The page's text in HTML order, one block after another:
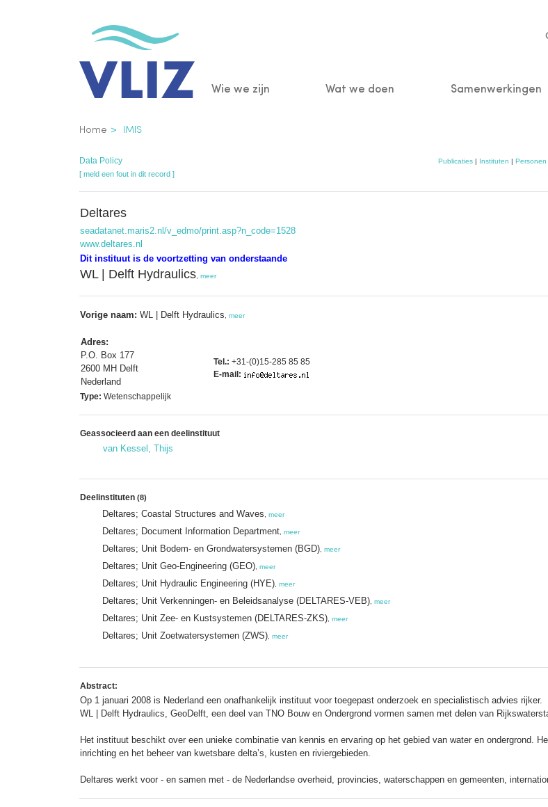
Main
Wie we zijn Wat we doen Samenwerkingen
Kruimelpad
Home IMIS
Data Policy Publicaties| Instituten | Personen
[ meld een fout in dit record ]
Deltares
seadatanet.maris2.nl/v_edmo/print.asp?n_code=1528
www.deltares.nl
Dit instituut is de voortzetting van onderstaande
WL | Delft Hydraulics meer
Vorige naam: WL | Delft Hydraulics meer
Adres:
P.O. Box 177
2600 MH Delft
Nederland
Tel.: +31-(0)15-285 85 85
E-mail:
Type: Wetenschappelijk
Geassocieerd aan een deelinstituut
van Kessel, Thijs
Deelinstituten (8)
Deltares; Coastal Structures and Waves meer
Deltares; Document Information Department meer
Deltares; Unit Bodem- en Grondwatersystemen (BGD) meer
Deltares; Unit Geo-Engineering (GEO) meer
Deltares; Unit Hydraulic Engineering (HYE) meer
Deltares; Unit Verkenningen- en Beleidsanalyse (DELTARES-VEB) meer
Deltares; Unit Zee- en Kustsystemen (DELTARES-ZKS) meer
Deltares; Unit Zoetwatersystemen (ZWS) meer
Abstract:
Op 1 januari 2008 is Nederland een onafhankelijk instituut voor toegepast onderzoek en specialistisch advies rijker.
WL | Delft Hydraulics, GeoDelft, een deel van TNO Bouw en Ondergrond vormen samen met delen van
Het instituut beschikt over een unieke combinatie van kennis en ervaring op het gebied van water en ondergrond.
inrichting en het beheer van kwetsbare delta’s, kusten en riviergebieden.
Deltares werkt voor - en samen met - de Nederlandse overheid, provincies, waterschappen en gemeenten,